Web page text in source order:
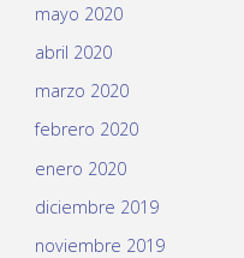
mayo 2020
abril 2020
marzo 2020
febrero 2020
enero 2020
diciembre 2019
noviembre 2019